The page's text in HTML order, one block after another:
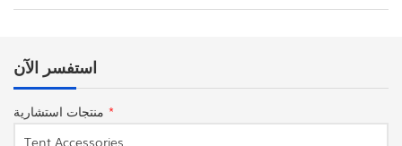
استفسر الآن
منتجات استشارية *